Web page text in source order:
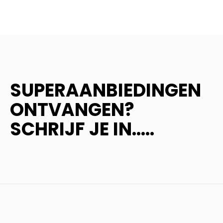
SUPERAANBIEDINGEN
ONTVANGEN?
SCHRIJF JE IN.....